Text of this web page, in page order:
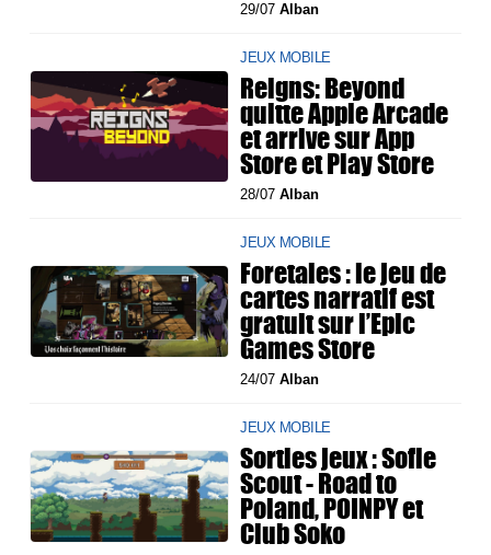
29/07Alban
JEUX MOBILE
Reigns: Beyond
quitte Apple Arcade
et arrive sur App
Store et Play Store
28/07Alban
JEUX MOBILE
Foretales : le jeu de
cartes narratif est
gratuit sur l’Epic
Games Store
24/07Alban
JEUX MOBILE
Sorties jeux : Sofie
Scout - Road to
Poland, POINPY et
Club Soko